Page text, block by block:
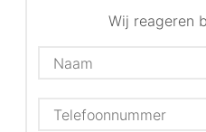
Wij reageren